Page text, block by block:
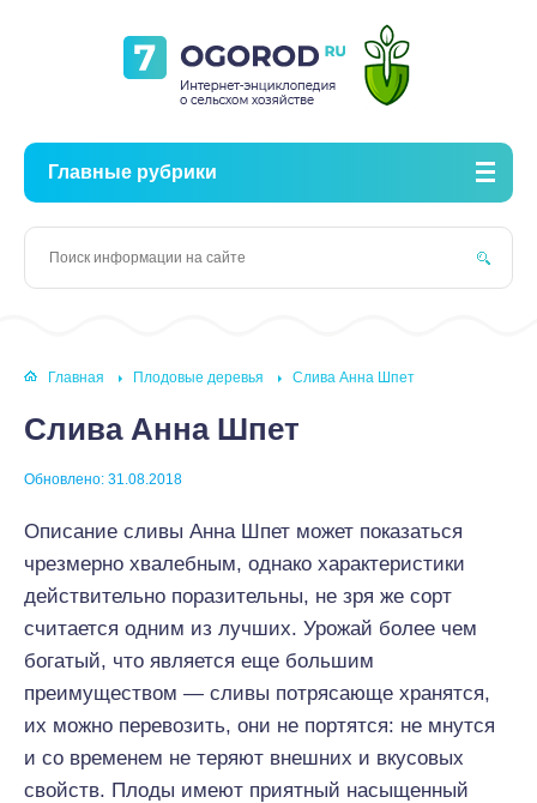
Главные рубрики
Главная Плодовые деревья Слива Анна Шпет
Слива Анна Шпет
Обновлено: 31.08.2018
Описание сливы Анна Шпет может показаться
чрезмерно хвалебным, однако характеристики
действительно поразительны, не зря же сорт
считается одним из лучших. Урожай более чем
богатый, что является еще большим
преимуществом — сливы потрясающе хранятся,
их можно перевозить, они не портятся: не мнутся
и со временем не теряют внешних и вкусовых
свойств. Плоды имеют приятный насыщенный